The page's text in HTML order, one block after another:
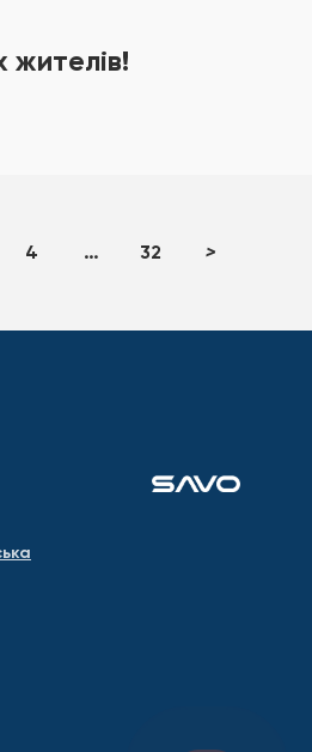
жителів!
4 … 32 >